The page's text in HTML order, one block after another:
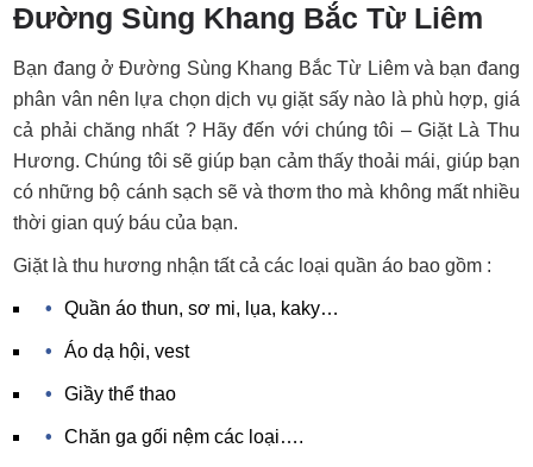
Đường Sùng Khang Bắc Từ Liêm
Bạn đang ở Đường Sùng Khang Bắc Từ Liêm và bạn đang
phân vân nên lựa chọn dịch vụ giặt sấy nào là phù hợp, giá
cả phải chăng nhất ? Hãy đến với chúng tôi – Giặt Là Thu
Hương. Chúng tôi sẽ giúp bạn cảm thấy thoải mái, giúp bạn
có những bộ cánh sạch sẽ và thơm tho mà không mất nhiều
thời gian quý báu của bạn.
Giặt là thu hương nhận tất cả các loại quần áo bao gồm :
Quần áo thun, sơ mi, lụa, kaky…
Áo dạ hội, vest
Giầy thể thao
Chăn ga gối nệm các loại….